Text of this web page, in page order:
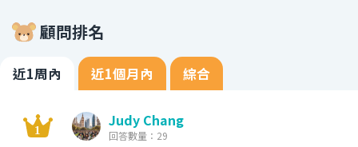
顧問排名
近1周內 近1個月內 綜合
Judy Chang
回答數量：29